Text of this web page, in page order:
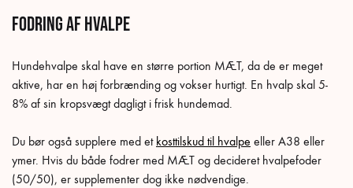
Fodring af hvalpe
Hundehvalpe skal have en større portion MÆT, da de er meget
aktive, har en høj forbrænding og vokser hurtigt. En hvalp skal 5-
8% af sin kropsvægt dagligt i frisk hundemad.
Du bør også supplere med et kosttilskud til hvalpe eller A38 eller
ymer. Hvis du både fodrer med MÆT og decideret hvalpefoder
(50/50), er supplementer dog ikke nødvendige.